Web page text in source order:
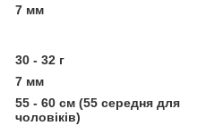
7 мм
30 - 32 г
7 мм
55 - 60 см (55 середня для
чоловіків)